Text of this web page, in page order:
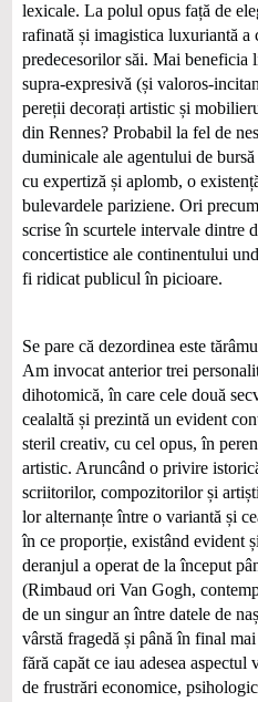
lexicale. La polul opus față de
rafinată și imagistica luxuriantă a
predecesorilor săi. Mai beneficia
supra-expresivă (și valoros-
pereții decorați artistic și
din Rennes? Probabil la fel de
duminicale ale agentului de
cu expertiză și aplomb, o
bulevardele pariziene. Ori
scrise în scurtele intervale dintre
concertistice ale continentului
fi ridicat publicul în picioare.
Se pare că dezordinea este
Am invocat anterior trei
dihotomică, în care cele două
cealaltă și prezintă un evident
steril creativ, cu cel opus, în
artistic. Aruncând o privire
scriitorilor, compozitorilor și
lor alternanțe între o variantă și
în ce proporție, existând evident
deranjul a operat de la început
(Rimbaud ori Van Gogh,
de un singur an între datele de
vârstă fragedă și până în final
fără capăt ce iau adesea
de frustrări economice,